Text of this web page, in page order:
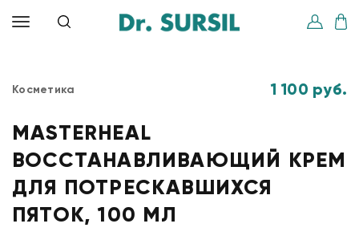
Косметика 1 100 руб.
MASTERHEAL
ВОССТАНАВЛИВАЮЩИЙ КРЕМ
ДЛЯ ПОТРЕСКАВШИХСЯ
ПЯТОК, 100 МЛ